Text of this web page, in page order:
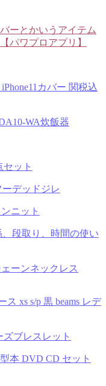
ーとかいうアイテム
パワプロアプリ】
カバー 関税込
WA炊飯器
ット
デッドジレ
ニット
段取り、時間の使い
ーンネックレス
xs s/p 黒 beams レデ
ズブレスレット
本 DVD CD セット